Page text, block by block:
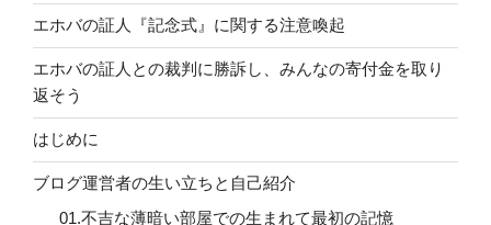
エホバの証人『記念式』に関する注意喚起
エホバの証人との裁判に勝訴し、みんなの寄付金を取り
返そう
はじめに
ブログ運営者の生い立ちと自己紹介
01.不吉な薄暗い部屋での生まれて最初の記憶